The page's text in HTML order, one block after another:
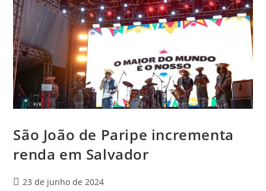
São João de Paripe incrementa
renda em Salvador
23 de junho de 2024